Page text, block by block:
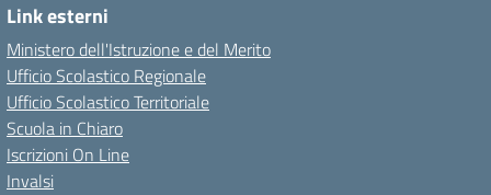
Link esterni
Ministero dell'Istruzione e del Merito
Ufficio Scolastico Regionale
Ufficio Scolastico Territoriale
Scuola in Chiaro
Iscrizioni On Line
Invalsi